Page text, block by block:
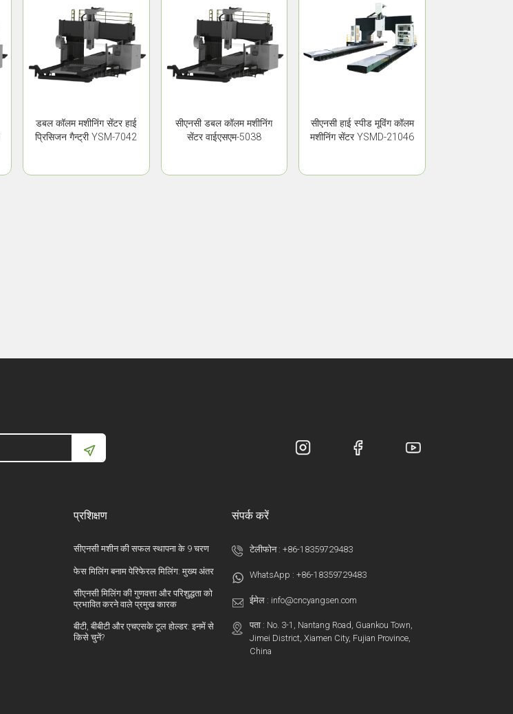
डबल कॉलम मशीनिंग सेंटर हाई
प्रिसिजन गैन्ट्री YSM-7042
सीएनसी डबल कॉलम मशीनिंग
सेंटर वाईएसएम-5038
सीएनसी हाई स्पीड मूविंग कॉलम
मशीनिंग सेंटर YSMD-21046
प्रशिक्षण
सीएनसी मशीन की सफल स्थापना के 9 चरण
फेस मिलिंग बनाम पेरिफेरल मिलिंग: मुख्य अंतर
सीएनसी मिलिंग की गुणवत्ता और परिशुद्धता को
प्रभावित करने वाले प्रमुख कारक
बीटी, बीबीटी और एचएसके टूल होल्डर: इनमें से
किसे चुनें?
संपर्क करें
टेलीफोन :+86-18359729483
WhatsApp :+86-18359729483
ईमेल : info@cncyangsen.com
पता : No. 3-1, Nantang Road, Guankou Town,
Jimei District, Xiamen City, Fujian Province,
China